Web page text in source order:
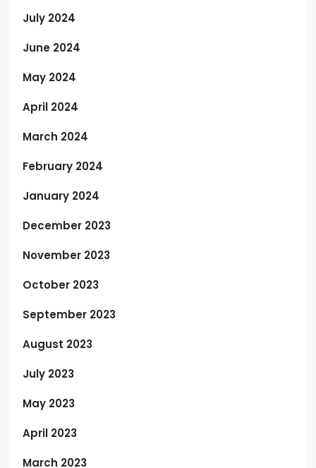
July 2024
June 2024
May 2024
April 2024
March 2024
February 2024
January 2024
December 2023
November 2023
October 2023
September 2023
August 2023
July 2023
May 2023
April 2023
March 2023